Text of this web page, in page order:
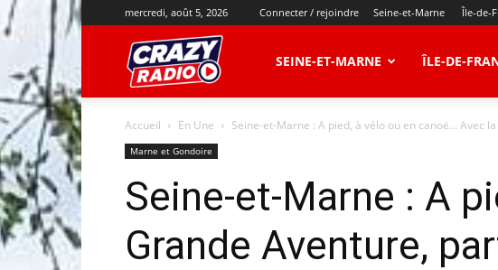
mercredi, août 5, 2026 Connecter / rejoindre Seine-et-Marne Île-de-
RADIO
SEINE-ET-MARNE ÎLE-DE-
Accueil En Une Seine-et-Marne : A pied, à vélo ou en canoë… Avec
Marne et Gondoire
Seine-et-Marne : A
Grande Aventure,